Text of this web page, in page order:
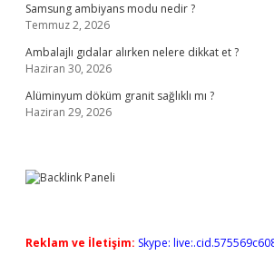
Samsung ambiyans modu nedir ?
Temmuz 2, 2026
Ambalajlı gıdalar alırken nelere dikkat et ?
Haziran 30, 2026
Alüminyum döküm granit sağlıklı mı ?
Haziran 29, 2026
Reklam ve İletişim: Skype: